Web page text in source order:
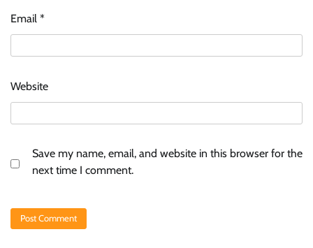
Email *
Website
Save my name, email, and website in this browser for the
next time I comment.